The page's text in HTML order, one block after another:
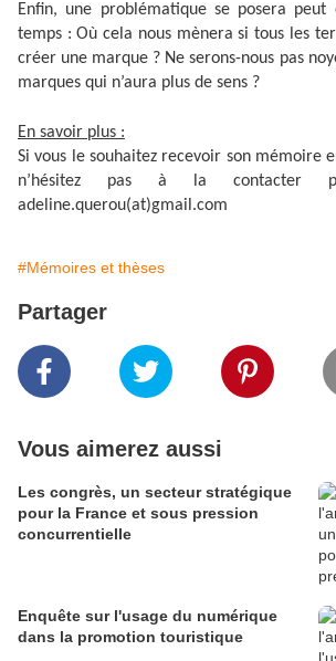
Enfin, une problématique se posera peut
temps : Où cela nous mènera si tous les
créer une marque ? Ne serons-nous pas
marques qui n’aura plus de sens ?
En savoir plus :
Si vous le souhaitez recevoir son mémoire
n’hésitez pas à la
adeline.querou(at)gmail.com
#Mémoires et thèses
Partager
Vous aimerez aussi
Les congrès, un secteur stratégique
pour la France et sous pression
concurrentielle
Enquête sur l'usage du numérique
dans la promotion touristique